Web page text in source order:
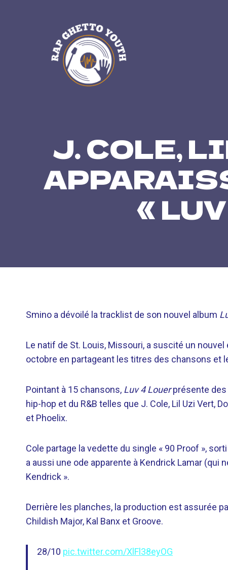
J. COLE,
«
Smino a dévoilé la tracklist de son nouvel album
Le natif de St. Louis, Missouri, a suscité un
octobre en partageant les titres des chansons et
Pointant à 15 chansons, Luv 4 Louerprésente des
hip-hop et du R&B telles que J. Cole, Lil Uzi Vert,
et Phoelix.
Cole partage la vedette du single « 90 Proof »,
a aussi une ode apparente à Kendrick Lamar (qui
Kendrick ».
Derrière les planches, la production est assurée
Childish Major, Kal Banx et Groove.
28/10 pic.twitter.com/XlFl38eyOG